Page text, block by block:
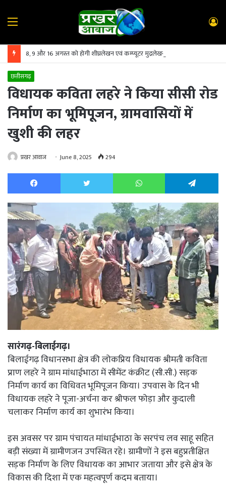
Menu
8, 9 और 16 अगस्त को होगी शीघ्रलेखन एवं कम्प्यूटर मुद्रलेखन कौशल परीक्षा
छत्तीसगढ़
विधायक कविता लहरे ने किया सीसी रोड
निर्माण का भूमिपूजन, ग्रामवासियों में
खुशी की लहर
प्रखर आवाज June 8, 2025 294
Facebook Twitter WhatsApp
सारंगढ़-बिलाईगढ़।
बिलाईगढ़ विधानसभा क्षेत्र की लोकप्रिय विधायक श्रीमती कविता
प्राण लहरे ने ग्राम मांधाईभाठा में सीमेंट कंक्रीट (सी.सी.) सड़क
निर्माण कार्य का विधिवत भूमिपूजन किया। उपवास के दिन भी
विधायक लहरे ने पूजा-अर्चना कर श्रीफल फोड़ा और कुदाली
चलाकर निर्माण कार्य का शुभारंभ किया।
इस अवसर पर ग्राम पंचायत मांधाईभाठा के सरपंच लव साहू सहित
बड़ी संख्या में ग्रामीणजन उपस्थित रहे। ग्रामीणों ने इस बहुप्रतीक्षित
सड़क निर्माण के लिए विधायक का आभार जताया और इसे क्षेत्र के
विकास की दिशा में एक महत्वपूर्ण कदम बताया।